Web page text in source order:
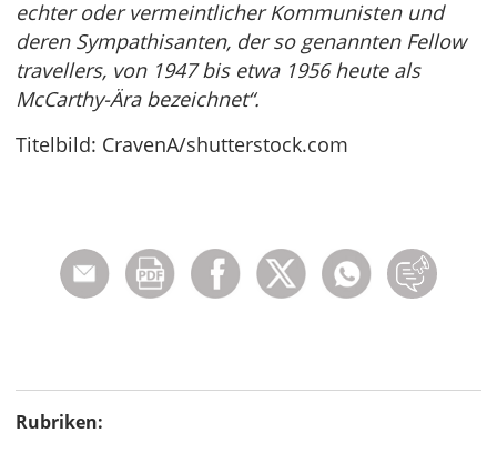
echter oder vermeintlicher Kommunisten und
deren Sympathisanten, der so genannten Fellow
travellers, von 1947 bis etwa 1956 heute als
McCarthy-Ära bezeichnet“.
Titelbild: CravenA/shutterstock.com
Rubriken: